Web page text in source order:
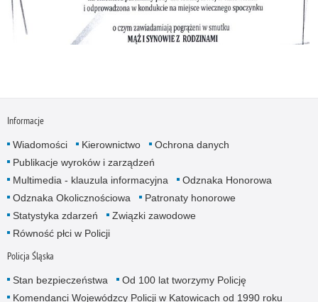
Informacje
Wiadomości Kierownictwo
Ochrona danych
Publikacje wyroków i zarządzeń
Multimedia - klauzula informacyjna
Odznaka Honorowa
Odznaka Okolicznościowa
Patronaty honorowe
Statystyka zdarzeń
Związki zawodowe
Równość płci w Policji
Policja Śląska
Stan bezpieczeństwa
Od 100 lat tworzymy Policję
Komendanci Wojewódzcy Policji w Katowicach od 1990 roku